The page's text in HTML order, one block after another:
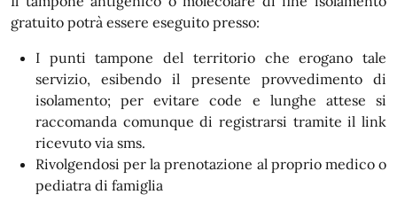
gratuito potrà essere eseguito presso:
I punti tampone del territorio che erogano tale
servizio, esibendo il presente provvedimento di
isolamento; per evitare code e lunghe attese si
raccomanda comunque di registrarsi tramite il link
ricevuto via sms.
Rivolgendosi per la prenotazione al proprio medico o
pediatra di famiglia